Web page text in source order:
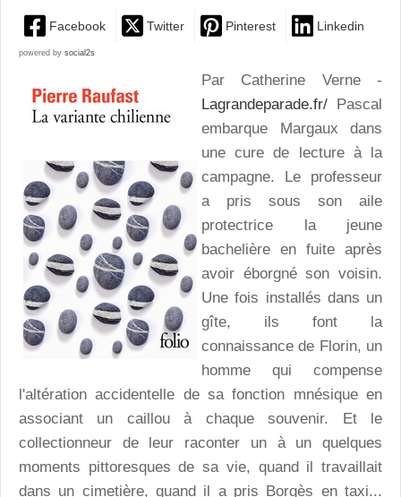
Facebook Twitter Pinterest Linkedin
powered by social2s
Par Catherine Verne -
Lagrandeparade.fr/ Pascal
embarque Margaux dans
une cure de lecture à la
campagne. Le professeur
a pris sous son aile
protectrice la jeune
bachelière en fuite après
avoir éborgné son voisin.
Une fois installés dans un
gîte, ils font la
connaissance de Florin, un
homme qui compense
l'altération accidentelle de sa fonction mnésique en
associant un caillou à chaque souvenir. Et le
collectionneur de leur raconter un à un quelques
moments pittoresques de sa vie, quand il travaillait
dans un cimetière, quand il a pris Borgès en taxi...